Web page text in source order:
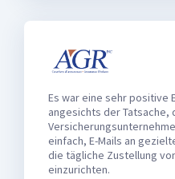
Es war eine sehr positive
angesichts der Tatsache,
einfach, E-Mails an
die tägliche Zustellung
einzurichten.